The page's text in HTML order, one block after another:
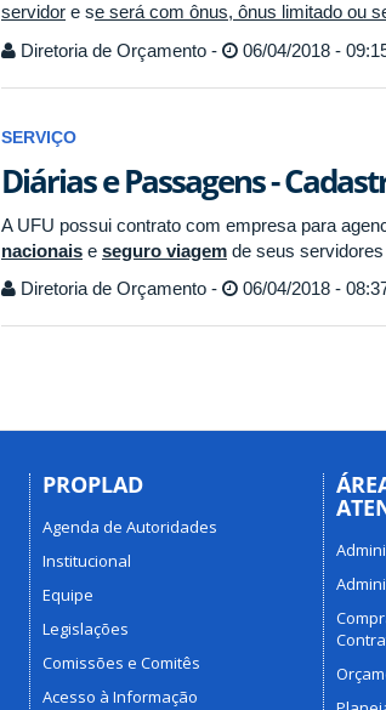
servidor e se será com ônus, ônus limitado ou
Diretoria de Orçamento -
06/04/2018 -
SERVIÇO
Diárias e Passagens -
A UFU possui contrato com empresa para
nacionais e seguro viagem de seus
Diretoria de Orçamento -
06/04/2018 -
PROPLAD
Agenda de Autoridades
Institucional
Equipe
Legislações
Comissões e Comitês
Acesso à Informação